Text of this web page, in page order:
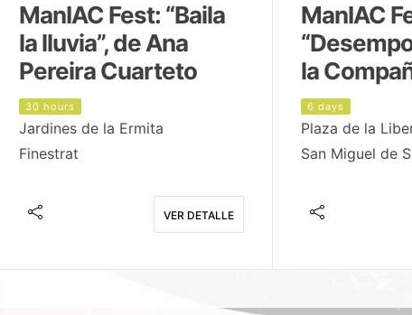
ManIAC Fest: “Baila
la lluvia”, de Ana
Pereira Cuarteto
30 hours
Jardines de la Ermita
Finestrat
VER DETALLE
ManIAC
la
6 days
Plaza de la
San Miguel de